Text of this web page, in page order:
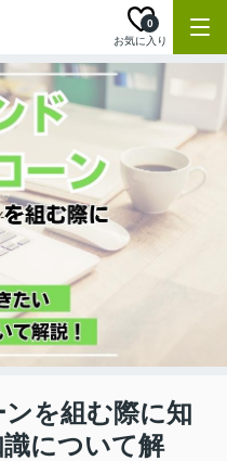
お気に入り
0
を組む際に知
について解